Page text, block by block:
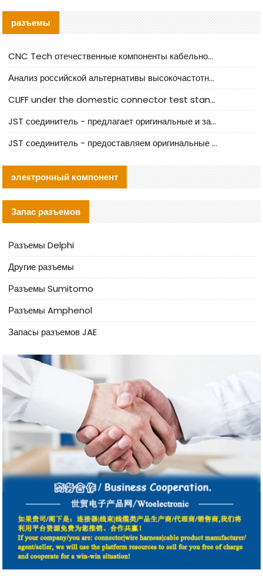
разъемы
CNC Tech отечественные компоненты кабельной арматуры оценка и руководство по производственному внедрению
Анализ российской альтернативы высокочастотных кабельных колодцев I-PEX
CLIFF under the domestic connector test standard update
JST соединитель - предлагает оригинальные и заменяющие JST NSHR-02V-S соединители
JST соединитель - предоставляем оригинальные JST GHR-09V-S соединители и их аналоги
электронный компонент
Запас разъемов
Разъемы Delphi
Другие разъемы
Разъемы Sumitomo
Разъемы Amphenol
Запасы разъемов JAE